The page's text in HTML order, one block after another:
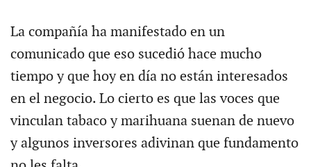
La compañía ha manifestado en un
comunicado que eso sucedió hace mucho
tiempo y que hoy en día no están interesados
en el negocio. Lo cierto es que las voces que
vinculan tabaco y marihuana suenan de nuevo
y algunos inversores adivinan que fundamento